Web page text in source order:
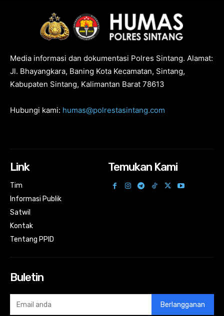
Media informasi dan dokumentasi Polres Sintang. Alamat:
Jl. Bhayangkara, Baning Kota Kecamatan, Sintang,
Kabupaten Sintang, Kalimantan Barat 78613
Hubungi kami: humas@polrestasintang.com
Link
Tim
Informasi Publik
Satwil
Kontak
Tentang PPID
Temukan Kami
Buletin
Berlangganan